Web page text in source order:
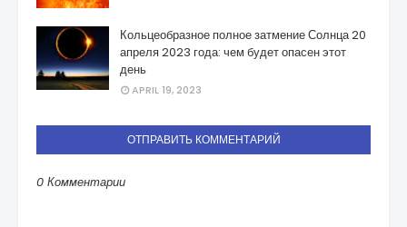
Кольцеобразное полное затмение Солнца 20
апреля 2023 года: чем будет опасен этот
день
APRIL 19, 2023
ОТПРАВИТЬ КОММЕНТАРИЙ
0 Комментарии